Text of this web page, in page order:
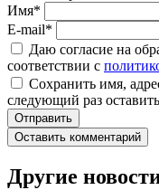
Имя*
E-mail*
Даю согласие на
соответствии с
Сохранить имя,
следующий раз
Оставить комментарий
Другие